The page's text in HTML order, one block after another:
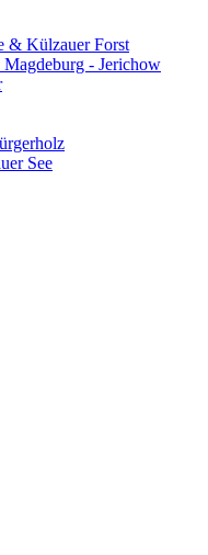
& Külzauer Forst
Magdeburg - Jerichow
See